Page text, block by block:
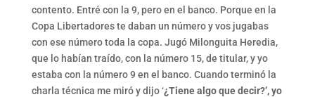
contento. Entré con la 9, pero en el banco. Porque en la
Copa Libertadores te daban un número y vos jugabas
con ese número toda la copa. Jugó Milonguita Heredia,
que lo habían traído, con la número 15, de titular, y yo
estaba con la número 9 en el banco. Cuando terminó la
charla técnica me miró y dijo ‘¿Tiene algo que decir?’, yo